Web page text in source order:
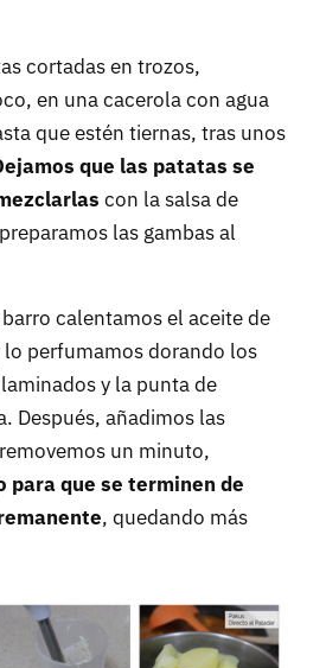
cortadas en trozos,
en una cacerola con agua
que estén tiernas, tras unos
que las patatas se
con la salsa de
las gambas al
calentamos el aceite de
lo perfumamos dorando los
y la punta de
Después, añadimos las
un minuto,
para que se terminen de
, quedando más